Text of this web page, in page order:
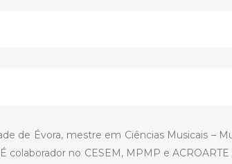
de Évora, mestre em Ciências Musicais –
colaborador no CESEM, MPMP e